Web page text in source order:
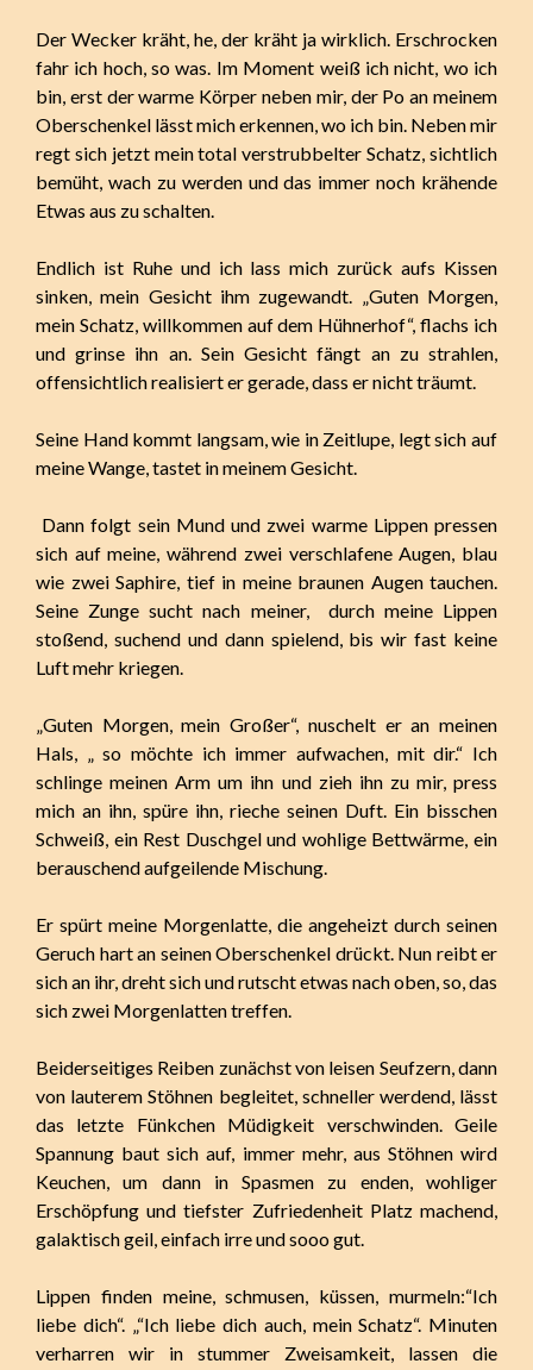
Der Wecker kräht, he, der kräht ja wirklich. Erschrocken
fahr ich hoch, so was. Im Moment weiß ich nicht, wo ich
bin, erst der warme Körper neben mir, der Po an meinem
Oberschenkel lässt mich erkennen, wo ich bin. Neben mir
regt sich jetzt mein total verstrubbelter Schatz, sichtlich
bemüht, wach zu werden und das immer noch krähende
Etwas aus zu schalten.
Endlich ist Ruhe und ich lass mich zurück aufs Kissen
sinken, mein Gesicht ihm zugewandt. „Guten Morgen,
mein Schatz, willkommen auf dem Hühnerhof“, flachs ich
und grinse ihn an. Sein Gesicht fängt an zu strahlen,
offensichtlich realisiert er gerade, dass er nicht träumt.
Seine Hand kommt langsam, wie in Zeitlupe, legt sich auf
meine Wange, tastet in meinem Gesicht.
Dann folgt sein Mund und zwei warme Lippen pressen
sich auf meine, während zwei verschlafene Augen, blau
wie zwei Saphire, tief in meine braunen Augen tauchen.
Seine Zunge sucht nach meiner, durch meine Lippen
stoßend, suchend und dann spielend, bis wir fast keine
Luft mehr kriegen.
„Guten Morgen, mein Großer“, nuschelt er an meinen
Hals, „ so möchte ich immer aufwachen, mit dir.“ Ich
schlinge meinen Arm um ihn und zieh ihn zu mir, press
mich an ihn, spüre ihn, rieche seinen Duft. Ein bisschen
Schweiß, ein Rest Duschgel und wohlige Bettwärme, ein
berauschend aufgeilende Mischung.
Er spürt meine Morgenlatte, die angeheizt durch seinen
Geruch hart an seinen Oberschenkel drückt. Nun reibt er
sich an ihr, dreht sich und rutscht etwas nach oben, so, das
sich zwei Morgenlatten treffen.
Beiderseitiges Reiben zunächst von leisen Seufzern, dann
von lauterem Stöhnen begleitet, schneller werdend, lässt
das letzte Fünkchen Müdigkeit verschwinden. Geile
Spannung baut sich auf, immer mehr, aus Stöhnen wird
Keuchen, um dann in Spasmen zu enden, wohliger
Erschöpfung und tiefster Zufriedenheit Platz machend,
galaktisch geil, einfach irre und sooo gut.
Lippen finden meine, schmusen, küssen, murmeln:“Ich
liebe dich“. „“Ich liebe dich auch, mein Schatz“. Minuten
verharren wir in stummer Zweisamkeit, lassen die